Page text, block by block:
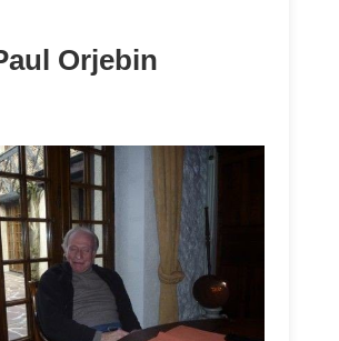
Orjebin